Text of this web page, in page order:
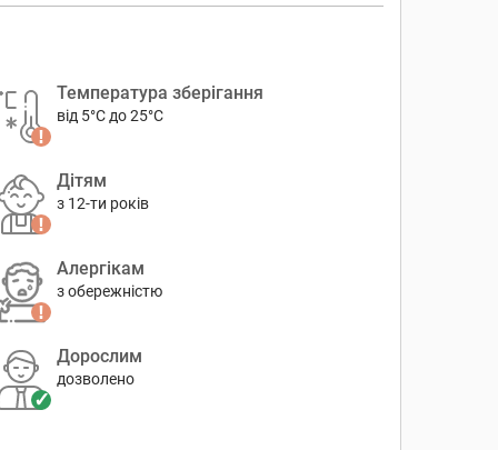
Температура зберігання
від 5°C до 25°C
Дітям
з 12-ти років
Алергікам
з обережністю
Дорослим
дозволено